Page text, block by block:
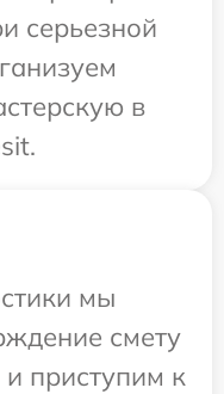
серьезной
в
мы
смету
приступим к